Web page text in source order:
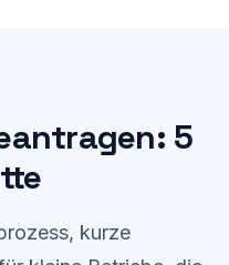
5
kurze